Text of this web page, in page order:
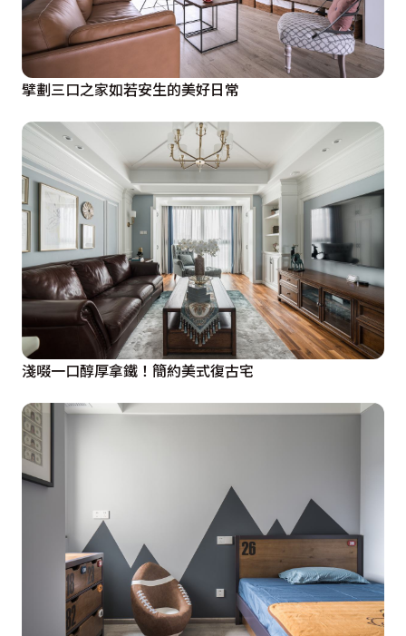
擘劃三口之家如若安生的美好日常
淺啜一口醇厚拿鐵！簡約美式復古宅